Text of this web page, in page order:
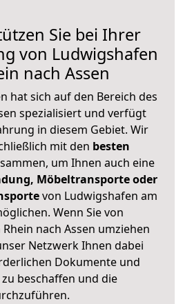
Sie bei Ihrer
von Ludwigshafen
nach Assen
hat sich auf den Bereich des
spezialisiert und verfügt
in diesem Gebiet. Wir
mit den besten
um Ihnen auch eine
Möbeltransporte oder
von Ludwigshafen am
Wenn Sie von
nach Assen umziehen
Netzwerk Ihnen dabei
Dokumente und
beschaffen und die